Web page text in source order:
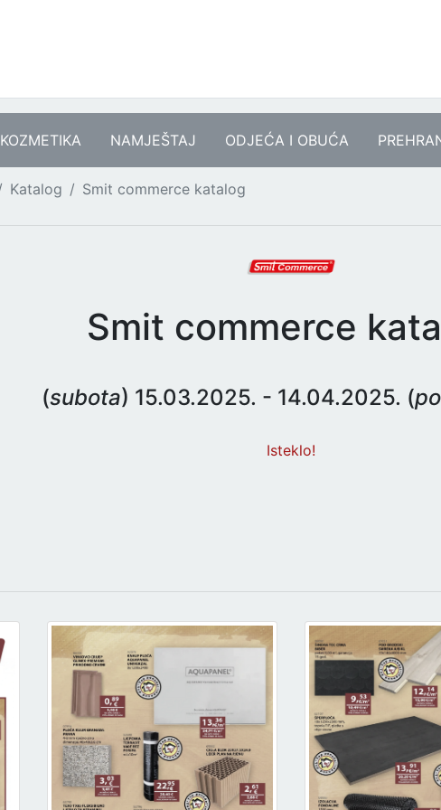
KOZMETIKA NAMJEŠTAJ ODJEĆA I OBUĆA
Katalog Smit commerce katalog
Smit commerce
(subota) 15.03.2025. - 14.04.2025. (
Isteklo!